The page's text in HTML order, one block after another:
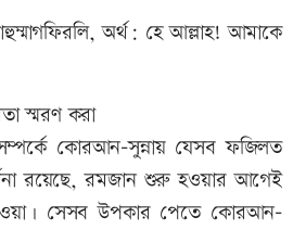
স্মরণ করা
কোরআন-সুন্নায় যেসব ফজিলত
রয়েছে, রমজান শুরু হওয়ার আগেই
সেসব উপকার পেতে কোরআন-